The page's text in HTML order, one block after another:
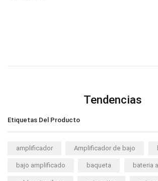
Tendencias
Etiquetas Del Producto
amplificador Amplificador de bajo
bajo amplificado baqueta bateria